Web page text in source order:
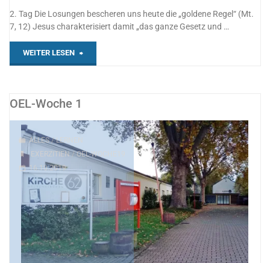
2. Tag Die Losungen bescheren uns heute die „goldene Regel“ (Mt.
7, 12) Jesus charakterisiert damit „das ganze Gesetz und …
WEITER LESEN "OEL-
OEL-Woche 1
ALLES / LERNEN
EXERZITIEN/OEL-WOCHE19
16.10.2019